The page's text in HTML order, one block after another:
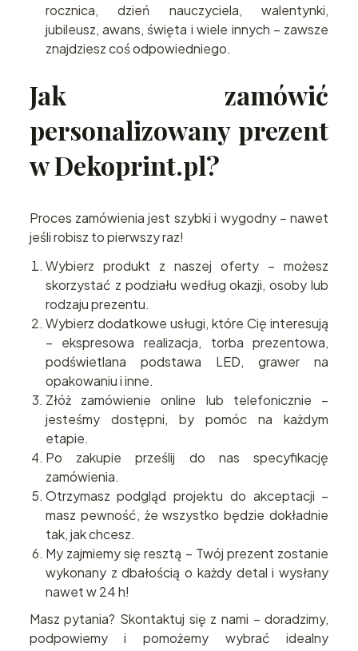
rocznica, dzień nauczyciela, walentynki,
jubileusz, awans, święta i wiele innych – zawsze
znajdziesz coś odpowiedniego.
Jak zamówić
personalizowany prezent
w Dekoprint.pl?
Proces zamówienia jest szybki i wygodny – nawet
jeśli robisz to pierwszy raz!
Wybierz produkt z naszej oferty – możesz
skorzystać z podziału według okazji, osoby lub
rodzaju prezentu.
Wybierz dodatkowe usługi, które Cię interesują
– ekspresowa realizacja, torba prezentowa,
podświetlana podstawa LED, grawer na
opakowaniu i inne.
Złóż zamówienie online lub telefonicznie –
jesteśmy dostępni, by pomóc na każdym
etapie.
Po zakupie prześlij do nas specyfikację
zamówienia.
Otrzymasz podgląd projektu do akceptacji –
masz pewność, że wszystko będzie dokładnie
tak, jak chcesz.
My zajmiemy się resztą – Twój prezent zostanie
wykonany z dbałością o każdy detal i wysłany
nawet w 24 h!
Masz pytania? Skontaktuj się z nami – doradzimy,
podpowiemy i pomożemy wybrać idealny